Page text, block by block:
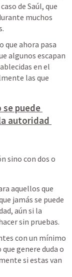
de Saúl, que
muchos
que ahora pasa
algunos escapan
en el
las que
se puede
autoridad
sino con dos o
aquellos que
jamás se puede
aún si la
sin pruebas.
con un mínimo
genere duda o
si estas van